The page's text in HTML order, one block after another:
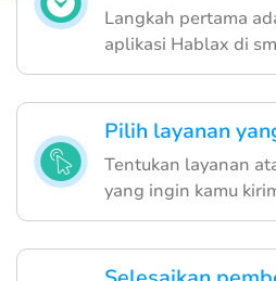
Langkah pertama
aplikasi Hablax di
Pilih layanan
Tentukan layanan
yang ingin kamu